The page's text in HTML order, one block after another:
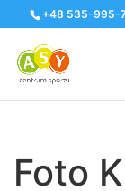
+48 535-995-
Foto